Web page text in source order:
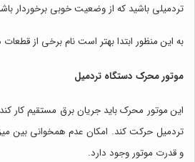
تردمیلی باشید که از وضعیت خوبی برخوردار
به این منظور ابتدا بهتر است نام برخی از قطعات
موتور محرک دستگاه تردمیل
این موتور محرک باید جریان برق مستقیم کار
تردمیل حرکت کند. امکان عدم همخوانی بین
و قدرت موتور وجود دارد.